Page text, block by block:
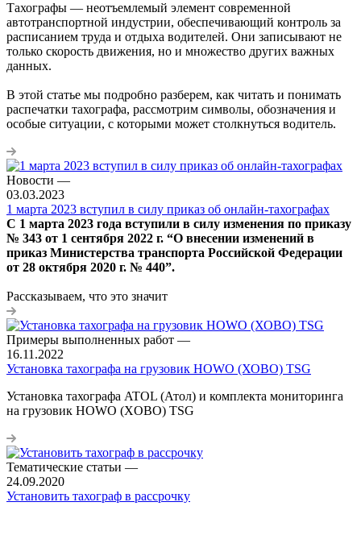
Тахографы — неотъемлемый элемент современной
автотранспортной индустрии, обеспечивающий контроль за
расписанием труда и отдыха водителей. Они записывают не
только скорость движения, но и множество других важных
данных.
В этой статье мы подробно разберем, как читать и понимать
распечатки тахографа, рассмотрим символы, обозначения и
особые ситуации, с которыми может столкнуться водитель.
Новости —
03.03.2023
1 марта 2023 вступил в силу приказ об онлайн-тахографах
С 1 марта 2023 года вступили в силу изменения по приказу
№ 343 от 1 сентября 2022 г. “О внесении изменений в
приказ Министерства транспорта Российской Федерации
от 28 октября 2020 г. № 440”.
Рассказываем, что это значит
Примеры выполненных работ —
16.11.2022
Установка тахографа на грузовик HOWO (ХОВО) TSG
Установка тахографа ATOL (Атол) и комплекта мониторинга
на грузовик HOWO (XOBO) TSG
Тематические статьи —
24.09.2020
Установить тахограф в рассрочку